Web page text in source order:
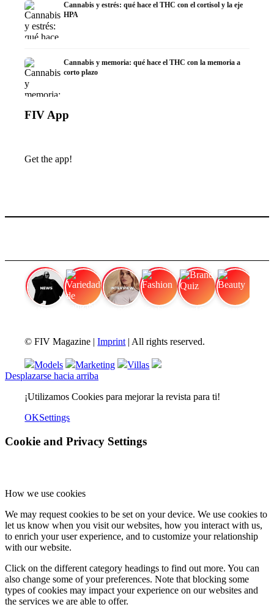
Cannabis y estrés: qué hace el THC con el cortisol y la eje
HPA
Cannabis y memoria: qué hace el THC con la memoria a
corto plazo
FIV App
Get the app!
© FIV Magazine |Imprint | All rights reserved.
Models Marketing
Villas
Desplazarse hacia arriba
¡Utilizamos Cookies para mejorar la revista para ti!
OKSettings
Cookie and Privacy Settings
How we use cookies
We may request cookies to be set on your device. We use cookies to
let us know when you visit our websites, how you interact with us,
to enrich your user experience, and to customize your relationship
with our website.
Click on the different category headings to find out more. You can
also change some of your preferences. Note that blocking some
types of cookies may impact your experience on our websites and
the services we are able to offer.